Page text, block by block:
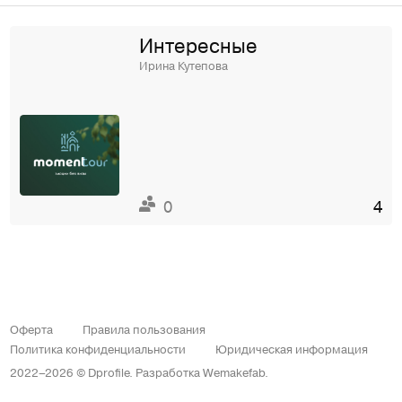
Интересные
Ирина Кутепова
0 4
2022–2026 © Dprofile. РазработкаWemakefab.
Оферта
Правила пользования
Политика конфиденциальности
Юридическая информация